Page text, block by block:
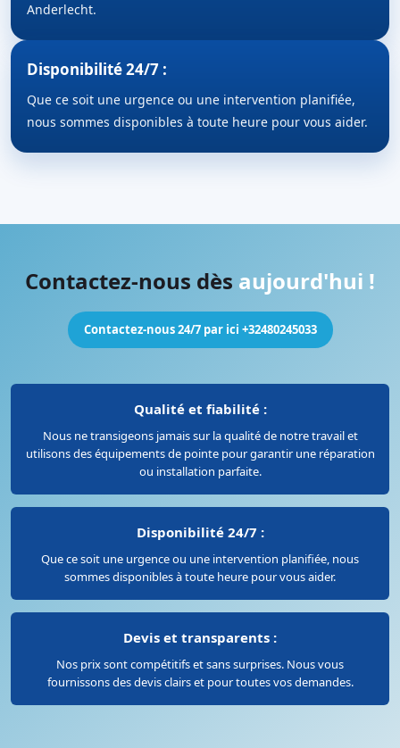
Anderlecht.
Disponibilité 24/7 :
Que ce soit une urgence ou une intervention planifiée,
nous sommes disponibles à toute heure pour vous aider.
Contactez-nous dès aujourd'hui !
Contactez-nous 24/7 par ici +32480245033
Qualité et fiabilité :
Nous ne transigeons jamais sur la qualité de notre travail et
utilisons des équipements de pointe pour garantir une réparation
ou installation parfaite.
Disponibilité 24/7 :
Que ce soit une urgence ou une intervention planifiée, nous
sommes disponibles à toute heure pour vous aider.
Devis et transparents :
Nos prix sont compétitifs et sans surprises. Nous vous
fournissons des devis clairs et pour toutes vos demandes.